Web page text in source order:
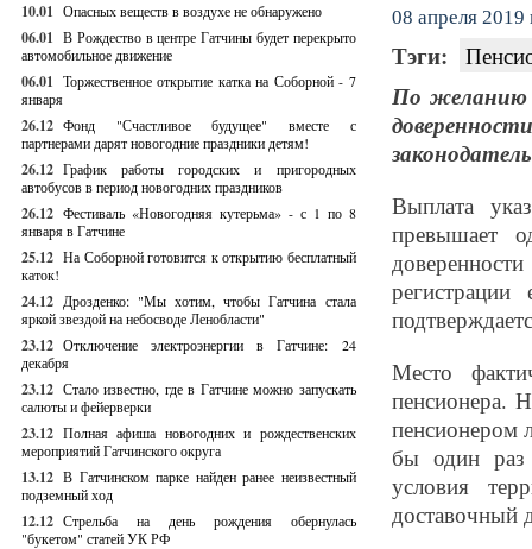
10.01 Опасных веществ в воздухе не обнаружено
06.01 В Рождество в центре Гатчины будет перекрыто
автомобильное движение
06.01 Торжественное открытие катка на Соборной - 7
января
26.12 Фонд "Счастливое будущее" вместе с
партнерами дарят новогодние праздники детям!
26.12 График работы городских и пригородных
автобусов в период новогодних праздников
26.12 Фестиваль «Новогодняя кутерьма» - с 1 по 8
января в Гатчине
25.12 На Соборной готовится к открытию бесплатный
каток!
24.12 Дрозденко: "Мы хотим, чтобы Гатчина стала
яркой звездой на небосводе Ленобласти"
23.12 Отключение электроэнергии в Гатчине: 24
декабря
23.12 Стало известно, где в Гатчине можно запускать
салюты и фейерверки
23.12 Полная афиша новогодних и рождественских
мероприятий Гатчинского округа
13.12 В Гатчинском парке найден ранее неизвестный
подземный ход
12.12 Стрельба на день рождения обернулась
"букетом" статей УК РФ
08 апреля 2019
Тэги:
По желанию
Выплата
превышает
Место
пенсионера.
пенсионером
бы один раз
условия
доставочный